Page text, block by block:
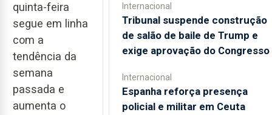
quinta-feira
segue em linha
com a
tendência da
semana
passada e
aumenta o
Internacional
Tribunal suspende construção
de salão de baile de Trump e
exige aprovação do Congresso
Internacional
Espanha reforça presença
policial e militar em Ceuta